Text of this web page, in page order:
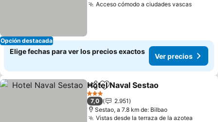
Opción destacada
Acceso cómodo a ciudades vascasVer
Elige fechas para ver los precios exactos
Ver precios
CompartirAgregar a favoritos
Hotel Naval Sestao
3 Estrellas
7,0
2.951
Sestao, a 7.8 km de: Bilbao
Vistas desde la terraza de la azotea